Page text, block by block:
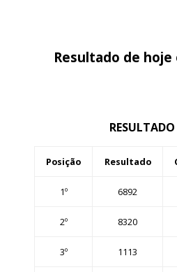
Resultado de hoje
Posição Resultado
1º 6892
2º 8320
3º 1113